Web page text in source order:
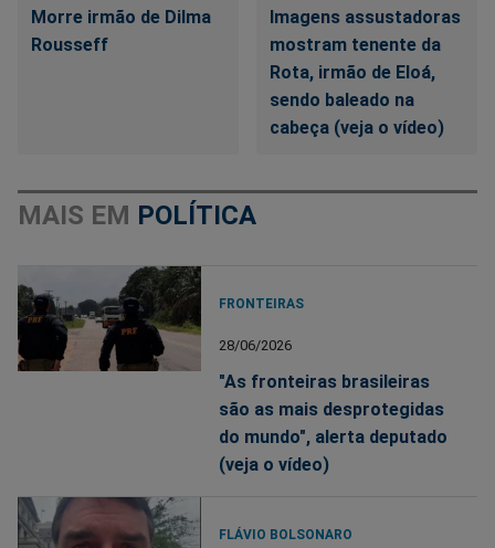
Morre irmão de Dilma
Rousseff
Imagens assustadoras
mostram tenente da
Rota, irmão de Eloá,
sendo baleado na
cabeça (veja o vídeo)
MAIS EM POLÍTICA
FRONTEIRAS
28/06/2026
"As fronteiras brasileiras
são as mais desprotegidas
do mundo", alerta deputado
(veja o vídeo)
FLÁVIO BOLSONARO